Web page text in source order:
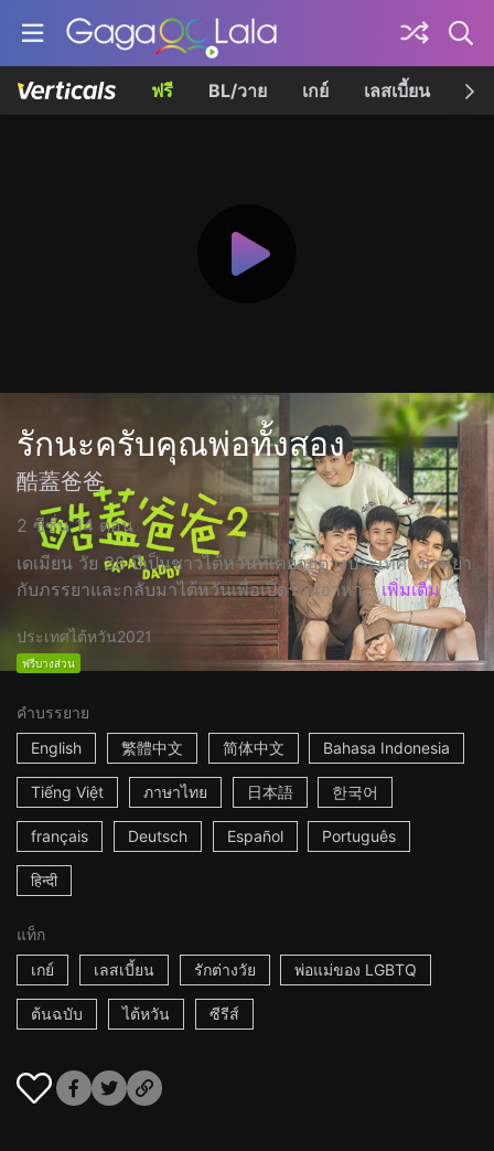
ฟรี BL/วาย เกย์ เลสเบี้ยน เค
รักนะครับคุณพ่อทั้งสอง
酷蓋爸爸
2 ซีซั่น 14 ตอน
เดเมียน วัย 38 ปีเป็นชาวไต้หวันที่เคยอยู่ต่างประเทศ เขาหย่า
กับภรรยาและกลับมาไต้หวันเพื่อเปิดร้านอาหา... เพิ่มเติม
ประเทศไต้หวัน2021
ฟรีบางส่วน
คำบรรยาย
English
繁體中文 简体中文 Bahasa Indonesia
Tiếng Việt ภาษาไทย 日本語 한국어
français Deutsch Español Português
हिन्दी
แท็ก
เกย์
เลสเบี้ยน รักต่างวัย พ่อแม่ของ LGBTQ
ต้นฉบับ ไต้หวัน ซีรีส์